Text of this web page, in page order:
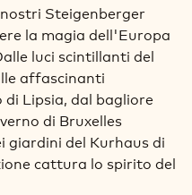
Steigenberger
la magia dell'Europa
luci scintillanti del
affascinanti
Lipsia, dal bagliore
di Bruxelles
giardini del Kurhaus di
cattura lo spirito del